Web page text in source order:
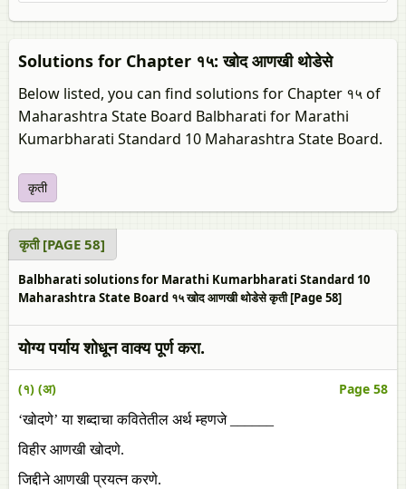
Solutions for Chapter १५: खोद आणखी थोडेसे
Below listed, you can find solutions for Chapter १५ of
Maharashtra State Board Balbharati for Marathi
Kumarbharati Standard 10 Maharashtra State Board.
कृती
कृती [PAGE 58]
Balbharati solutions for Marathi Kumarbharati Standard 10
Maharashtra State Board १५ खोद आणखी थोडेसे कृती [Page 58]
योग्य पर्याय शोधून वाक्य पूर्ण करा.
(१) (अ) Page 58
‘खोदणे’ या शब्दाचा कवितेतील अर्थ म्हणजे ______
विहीर आणखी खोदणे.
जिद्दीने आणखी प्रयत्न करणे.